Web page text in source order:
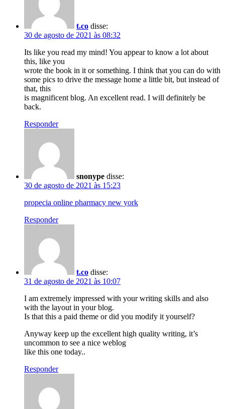
t.co disse:
30 de agosto de 2021 às 08:32
Its like you read my mind! You appear to know a lot about
this, like you
wrote the book in it or something. I think that you can do with
some pics to drive the message home a little bit, but instead of
that, this
is magnificent blog. An excellent read. I will definitely be
back.
Responder
snonype disse:
30 de agosto de 2021 às 15:23
propecia online pharmacy new york
Responder
t.co disse:
31 de agosto de 2021 às 10:07
I am extremely impressed with your writing skills and also
with the layout in your blog.
Is that this a paid theme or did you modify it yourself?
Anyway keep up the excellent high quality writing, it’s
uncommon to see a nice weblog
like this one today..
Responder